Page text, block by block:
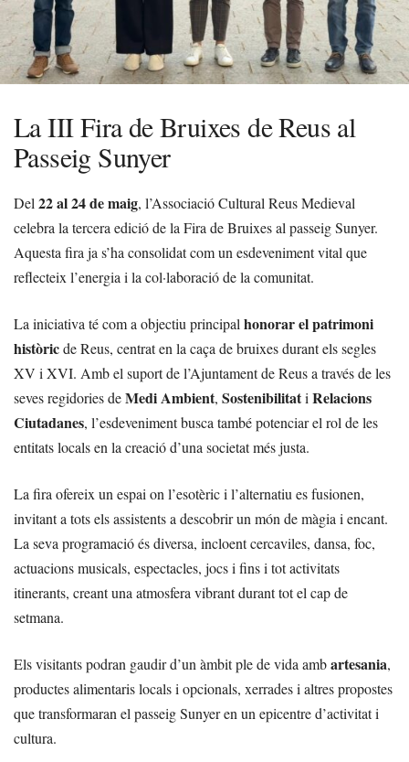
La III Fira de Bruixes de Reus al
Passeig Sunyer
Del 22 al 24 de maig, l’Associació Cultural Reus Medieval
celebra la tercera edició de la Fira de Bruixes al passeig Sunyer.
Aquesta fira ja s’ha consolidat com un esdeveniment vital que
reflecteix l’energia i la col·laboració de la comunitat.
La iniciativa té com a objectiu principal honorar el patrimoni
històricde Reus, centrat en la caça de bruixes durant els segles
XV i XVI. Amb el suport de l’Ajuntament de Reus a través de les
seves regidories deMedi Ambient, Sostenibilitati Relacions
Ciutadanes, l’esdeveniment busca també potenciar el rol de les
entitats locals en la creació d’una societat més justa.
La fira ofereix un espai on l’esotèric i l’alternatiu es fusionen,
invitant a tots els assistents a descobrir un món de màgia i encant.
La seva programació és diversa, incloent cercaviles, dansa, foc,
actuacions musicals, espectacles, jocs i fins i tot activitats
itinerants, creant una atmosfera vibrant durant tot el cap de
setmana.
Els visitants podran gaudir d’un àmbit ple de vida ambartesania,
productes alimentaris locals i opcionals, xerrades i altres propostes
que transformaran el passeig Sunyer en un epicentre d’activitat i
cultura.